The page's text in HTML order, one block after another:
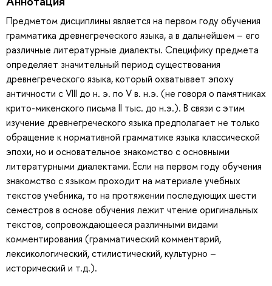
Предметом дисциплины является на первом году обучения
грамматика древнегреческого языка, а в дальнейшем – его
различные литературные диалекты. Специфику предмета
определяет значительный период существования
древнегреческого языка, который охватывает эпоху
античности с VIII до н. э. по V в. н.э. (не говоря о памятниках
крито-микенского письма II тыс. до н.э.). В связи с этим
изучение древнегреческого языка предполагает не только
обращение к нормативной грамматике языка классической
эпохи, но и основательное знакомство с основными
литературными диалектами. Если на первом году обучения
знакомство с языком проходит на материале учебных
текстов учебника, то на протяжении последующих шести
семестров в основе обучения лежит чтение оригинальных
текстов, сопровождающееся различными видами
комментирования (грамматический комментарий,
лексикологический, стилистический, культурно –
исторический и т.д.).